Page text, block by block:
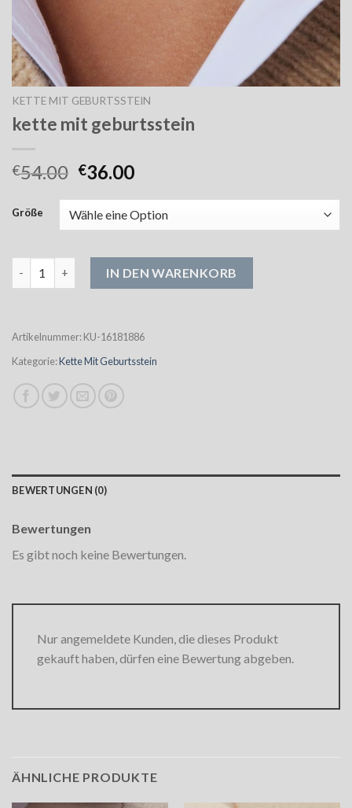
KETTE MIT GEBURTSSTEIN
kette mit geburtsstein
€54.00 €36.00
Größe
IN DEN WARENKORB
Artikelnummer:KU-16181886
Kategorie:Kette Mit Geburtsstein
BEWERTUNGEN (0)
Bewertungen
Es gibt noch keine Bewertungen.
Nur angemeldete Kunden, die dieses Produkt
gekauft haben, dürfen eine Bewertung abgeben.
ÄHNLICHE PRODUKTE